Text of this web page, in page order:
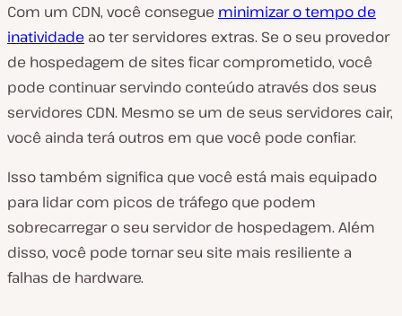
Com um CDN, você consegue minimizar o tempo de
inatividade ao ter servidores extras. Se o seu provedor
de hospedagem de sites ficar comprometido, você
pode continuar servindo conteúdo através dos seus
servidores CDN. Mesmo se um de seus servidores cair,
você ainda terá outros em que você pode confiar.
Isso também significa que você está mais equipado
para lidar com picos de tráfego que podem
sobrecarregar o seu servidor de hospedagem. Além
disso, você pode tornar seu site mais resiliente a
falhas de hardware.